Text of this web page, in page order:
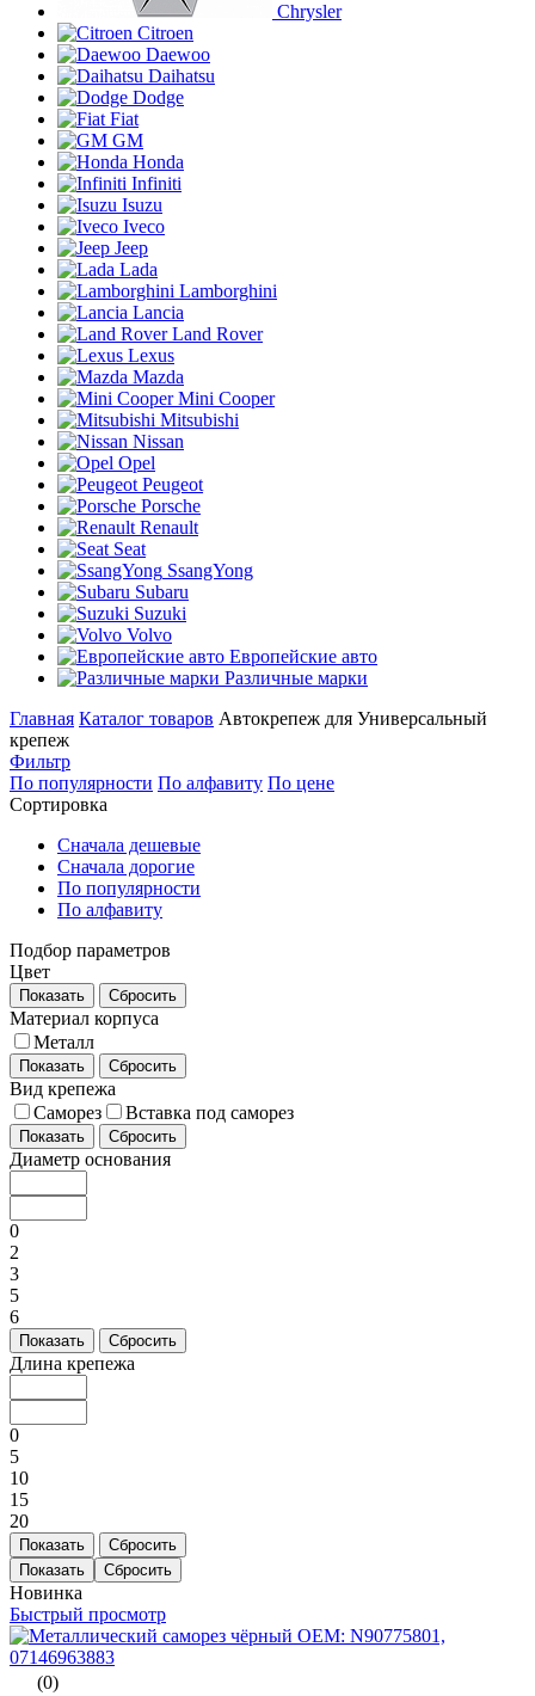
Chrysler
Citroen
Daewoo
Daihatsu
Dodge
Fiat
GM
Honda
Infiniti
Isuzu
Iveco
Jeep
Lada
Lamborghini
Lancia
Land Rover
Lexus
Mazda
Mini Cooper
Mitsubishi
Nissan
Opel
Peugeot
Porsche
Renault
Seat
SsangYong
Subaru
Suzuki
Volvo
Европейские авто
Различные марки
Главная Каталог товаров Автокрепеж для Универсальный
крепеж
Фильтр
По популярности По алфавиту По цене
Сортировка
Сначала дешевые
Сначала дорогие
По популярности
По алфавиту
Подбор параметров
Цвет
Показать Сбросить
Материал корпуса
Металл
Показать Сбросить
Вид крепежа
Саморез
Вставка под саморез
Показать Сбросить
Диаметр основания
0
2
3
5
6
Показать Сбросить
Длина крепежа
0
5
10
15
20
Показать Сбросить
Новинка
Быстрый просмотр
(0)